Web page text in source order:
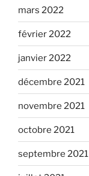
mars 2022
février 2022
janvier 2022
décembre 2021
novembre 2021
octobre 2021
septembre 2021